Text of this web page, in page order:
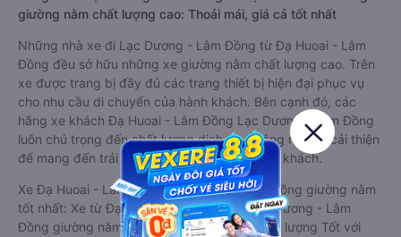
giường nằm chất lượng cao: Thoải mái, giá cả tốt nhất
Những nhà xe đi Lạc Dương - Lâm Đồng từ Đạ Huoai - Lâm
Đồng đều sở hữu những xe giường nằm chất lượng cao. Trên
xe được trang bị đầy đủ các trang thiết bị hiện đại phục vụ
cho nhu cầu di chuyển của hành khách. Bên cạnh đó, các
hãng xe khách Đạ Huoai - Lâm Đồng Lạc Dương - Lâm Đồng
luôn chú trọng đến chất lượng dịch vụ, không ngừng cải thiện
để mang đến trải nghiệm hoàn hảo cho hành khách.
Xe Đạ Huoai - Lâm Đồng Lạc Dương - Lâm Đồng giường nằm
tốt nhất: Xe từ Đạ Huoai - Lâm Đồng đi Lạc Dương - Lâm
Đồng giường nằm được đánh giá chung chất lượng Tốt với